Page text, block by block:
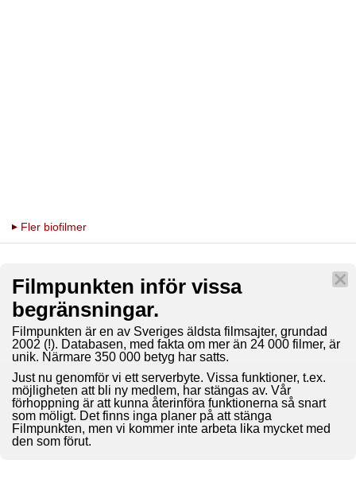
Fler biofilmer
Filmpunkten inför vissa
begränsningar.
Filmpunkten är en av Sveriges äldsta filmsajter, grundad
2002 (!). Databasen, med fakta om mer än 24 000 filmer, är
unik. Närmare 350 000 betyg har satts.
Just nu genomför vi ett serverbyte. Vissa funktioner, t.ex.
möjligheten att bli ny medlem, har stängas av. Vår
förhoppning är att kunna återinföra funktionerna så snart
som möligt. Det finns inga planer på att stänga
Filmpunkten, men vi kommer inte arbeta lika mycket med
den som förut.